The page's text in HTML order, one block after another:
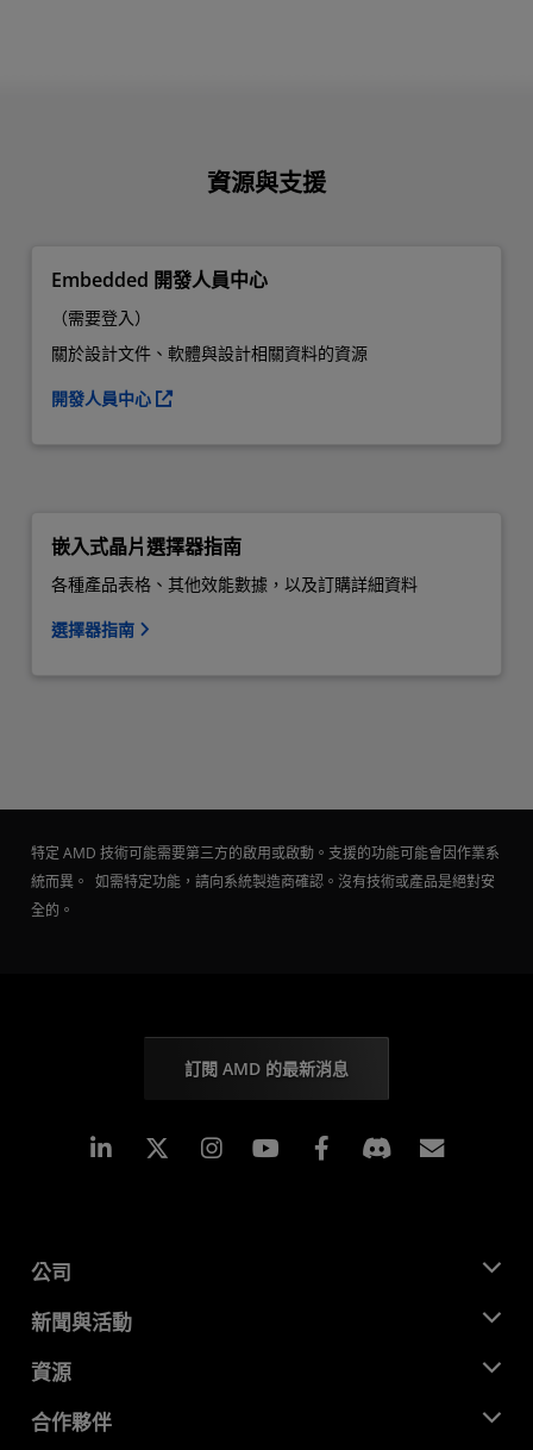
資源與支援
Embedded 開發人員中心
（需要登入）
關於設計文件、軟體與設計相關資料的資源
開發人員中心
嵌入式晶片選擇器指南
各種產品表格、其他效能數據，以及訂購詳細資料
選擇器指南
特定 AMD 技術可能需要第三方的啟用或啟動。支援的功能可能會因作業系
統而異。 如需特定功能，請向系統製造商確認。沒有技術或產品是絕對安
全的。
訂閱 AMD 的最新消息
Linkedin Instagram Facebook
公司
關於 AMD
企業責任
招聘
聯絡我們
新聞與活動
新聞室
媒體庫
資源
開發者中心
合作夥伴